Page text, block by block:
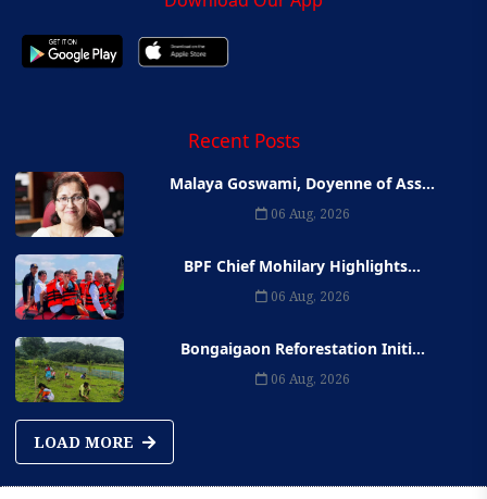
Recent Posts
Malaya Goswami, Doyenne of Ass...
06 Aug, 2026
BPF Chief Mohilary Highlights...
06 Aug, 2026
Bongaigaon Reforestation Initi...
06 Aug, 2026
LOAD MORE